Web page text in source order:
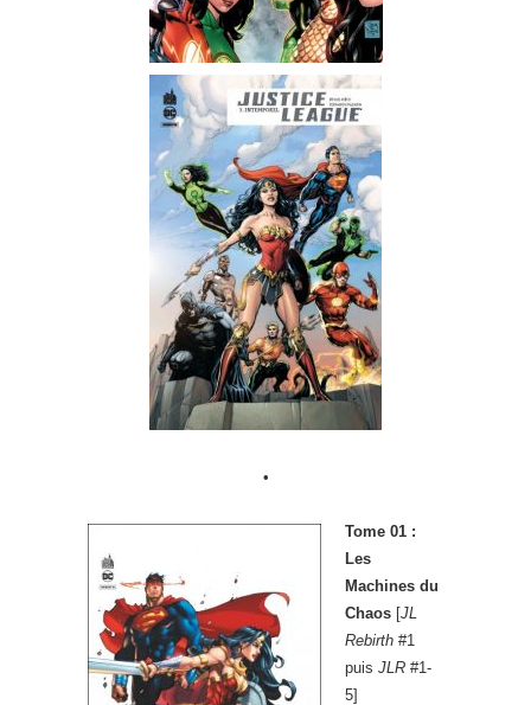
•
Tome 01 :
Les
Machines du
Chaos [JL
Rebirth #1
puis JLR #1-
5]